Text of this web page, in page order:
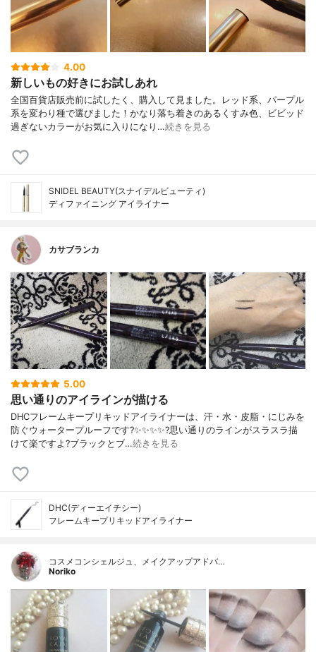
4.00
新しいもの好きにお試しあれ
全国百貨店販売前に試したく、購入して見ました。レッド系、パープル
系を変わり種で選びました！かなり落ち着きのあるくすみ色、ビビッド
過ぎないカラーがお気に入りになり…続きを見る
SNIDEL BEAUTY(スナイデルビューティ)
ディファイニング アイライナー
カサブランカ
5.00
思い通りのアイラインが描ける
DHCフレームキープリキッドアイライナーは、汗・水・皮脂・にじみを
防ぐウォータープルーフです?✨✨✨✨?️思い通りのラインがスラスラ描
けて楽ですよ?ブラックとブ…続きを見る
DHC(ディーエイチシー)
フレームキープリキッドアイライナー
コスメコンシェルジュ、メイクアップアドバ…
Noriko